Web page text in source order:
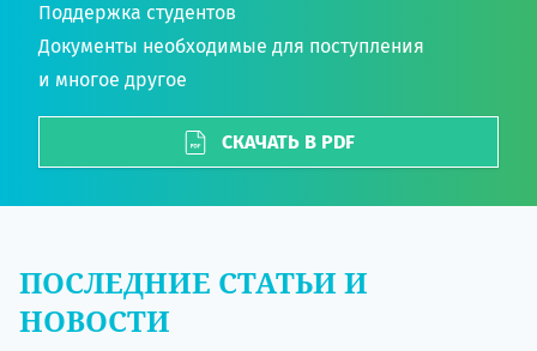
Поддержка студентов
Документы необходимые для поступления
и многое другое
СКАЧАТЬ В PDF
ПОСЛЕДНИЕ СТАТЬИ И
НОВОСТИ